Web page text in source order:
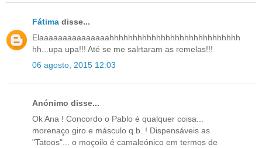
Fátima disse...
Elaaaaaaaaaaaaaaahhhhhhhhhhhhhhhhhhhhhhhhhhhh
hh...upa upa!!! Até se me salrtaram as remelas!!!
06 agosto, 2015 12:03
Anónimo disse...
Ok Ana ! Concordo o Pablo é qualquer coisa...
morenaço giro e másculo q.b. ! Dispensáveis as
"Tatoos"... o moçoilo é camaleónico em termos de